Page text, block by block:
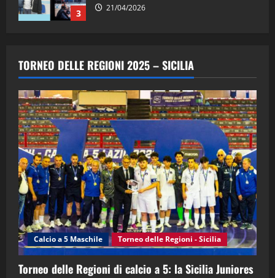
4 15/04/2026
5
“SportEmpire” in Podcast: 26^ Puntata
(Martedi 07 Aprile 2026)
1
"SportEmpire" in Podcast
“SportEmpire” in Podcast: 30^ Puntata
(Martedi 05 Maggio 2026)
08/05/2026
2
"SportEmpire" in Podcast Sport News
“SportEmpire” in Podcast: 29^ Puntata
(Martedi 28 Aprile 2026)
28/04/2026
TORNEO DELLE REGIONI 2025 – SICILIA
Calcio a 5 Maschile Torneo delle Regioni - Sicilia
Torneo delle Regioni di calcio a 5: la Sicilia Juniores